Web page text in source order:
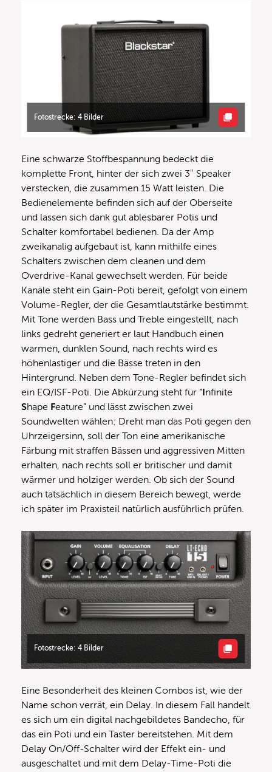
Fotostrecke: 4 Bilder
Eine schwarze Stoffbespannung bedeckt die
komplette Front, hinter der sich zwei 3″ Speaker
verstecken, die zusammen 15 Watt leisten. Die
Bedienelemente befinden sich auf der Oberseite
und lassen sich dank gut ablesbarer Potis und
Schalter komfortabel bedienen. Da der Amp
zweikanalig aufgebaut ist, kann mithilfe eines
Schalters zwischen dem cleanen und dem
Overdrive-Kanal gewechselt werden. Für beide
Kanäle steht ein Gain-Poti bereit, gefolgt von einem
Volume-Regler, der die Gesamtlautstärke bestimmt.
Mit Tone werden Bass und Treble eingestellt, nach
links gedreht generiert er laut Handbuch einen
warmen, dunklen Sound, nach rechts wird es
höhenlastiger und die Bässe treten in den
Hintergrund. Neben dem Tone-Regler befindet sich
ein EQ/ISF-Poti. Die Abkürzung steht für “Infinite
Shape Feature” und lässt zwischen zwei
Soundwelten wählen: Dreht man das Poti gegen den
Uhrzeigersinn, soll der Ton eine amerikanische
Färbung mit straffen Bässen und aggressiven Mitten
erhalten, nach rechts soll er britischer und damit
wärmer und holziger werden. Ob sich der Sound
auch tatsächlich in diesem Bereich bewegt, werde
ich später im Praxisteil natürlich ausführlich prüfen.
Fotostrecke: 4 Bilder
Eine Besonderheit des kleinen Combos ist, wie der
Name schon verrät, ein Delay. In diesem Fall handelt
es sich um ein digital nachgebildetes Bandecho, für
das ein Poti und ein Taster bereitstehen. Mit dem
Delay On/Off-Schalter wird der Effekt ein- und
ausgeschaltet und mit dem Delay-Time-Poti die